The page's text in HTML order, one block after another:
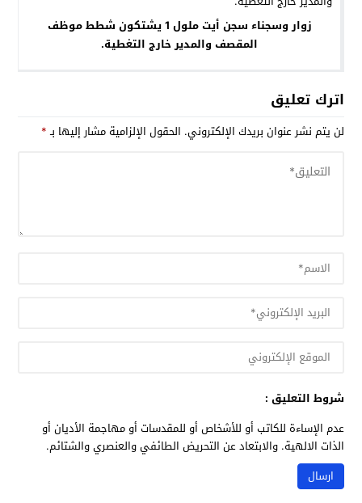
زوار وسجناء سجن أيت ملول 1 يشتكون شطط موظف
المقصف والمدير خارج التغطية.
اترك تعليق
لن يتم نشر عنوان بريدك الإلكتروني. الحقول الإلزامية مشار إليها بـ*
شروط التعليق :
عدم الإساءة للكاتب أو للأشخاص أو للمقدسات أو مهاجمة الأديان أو
الذات الالهية. والابتعاد عن التحريض الطائفي والعنصري والشتائم.